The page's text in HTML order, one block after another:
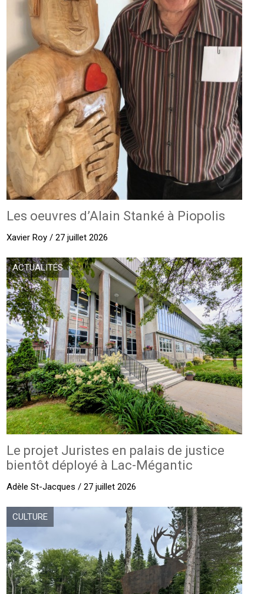
Les oeuvres d’Alain Stanké à Piopolis
Xavier Roy / 27 juillet 2026
ACTUALITÉS
Le projet Juristes en palais de justice
bientôt déployé à Lac-Mégantic
Adèle St-Jacques / 27 juillet 2026
CULTURE